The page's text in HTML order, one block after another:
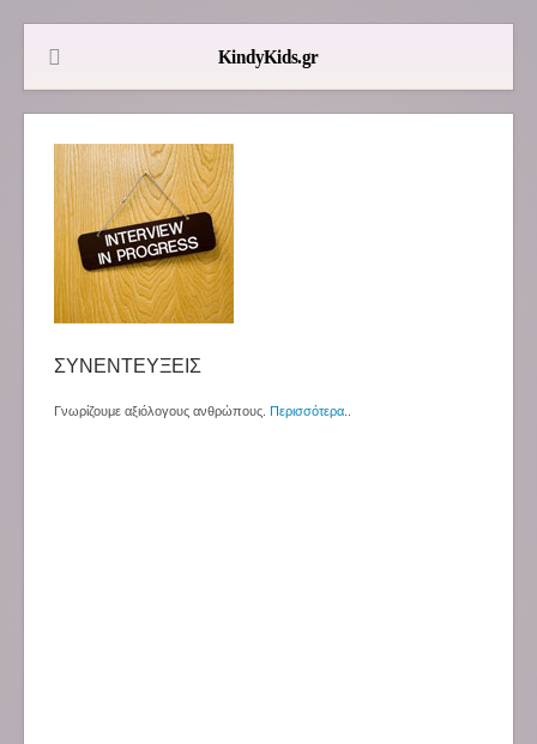
ΣΥΝΕΝΤΕΥΞΕΙΣ
Γνωρίζουμε αξιόλογους ανθρώπους. Περισσότερα